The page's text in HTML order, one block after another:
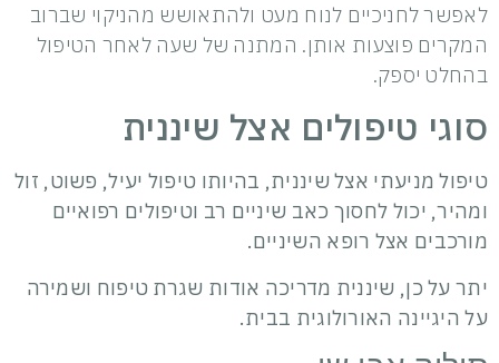
לאפשר לחניכיים לנוח מעט ולהתאושש מהניקוי שברוב
המקרים פוצעות אותן. המתנה של שעה לאחר הטיפול
בהחלט יספק.
סוגי טיפולים אצל שיננית
טיפול מניעתי אצל שיננית, בהיותו טיפול יעיל, פשוט, זול
ומהיר, יכול לחסוך כאב שיניים רב וטיפולים רפואיים
מורכבים אצל רופא השיניים.
יתר על כן, שיננית מדריכה אודות שגרת טיפוח ושמירה
על היגיינה האורולוגית בבית.